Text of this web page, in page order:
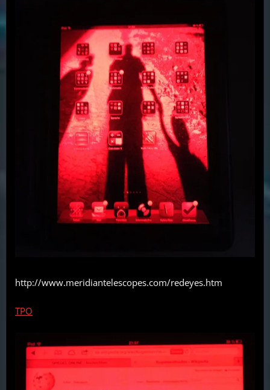
http://www.meridiantelescopes.com/redeyes.htm
TPO